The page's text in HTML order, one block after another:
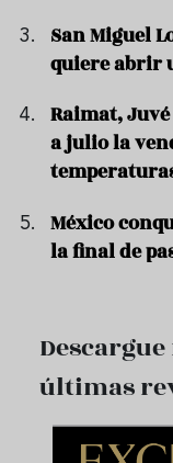
San Miguel
quiere abrir
Raimat,
a julio la
México
la final de
últimas